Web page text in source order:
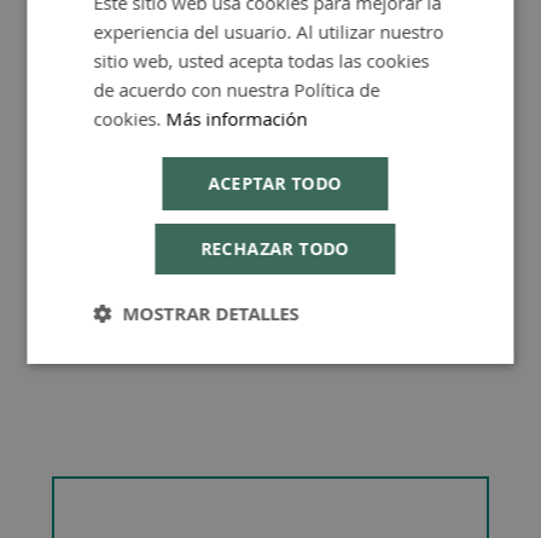
ENGLISH
experiencia del usuario. Al utilizar nuestro
sitio web, usted acepta todas las cookies
de acuerdo con nuestra Política de
cookies. Más información
ACEPTAR TODO
RECHAZAR TODO
MOSTRAR DETALLES